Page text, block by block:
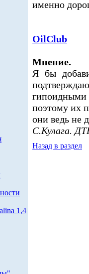
1,4
именно
OilClub
Мнение.
Я бы
поэтому их
они ведь не
С.Кулага.
Назад в раздел